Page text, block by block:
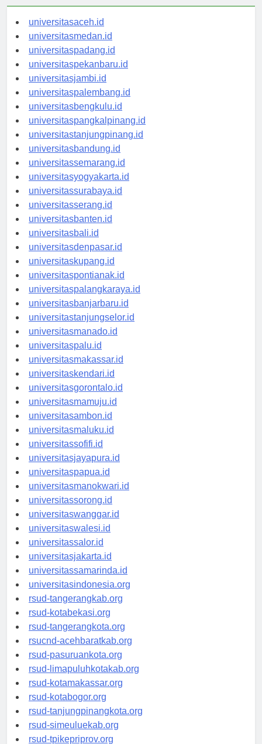
universitasaceh.id
universitasmedan.id
universitaspadang.id
universitaspekanbaru.id
universitasjambi.id
universitaspalembang.id
universitasbengkulu.id
universitaspangkalpinang.id
universitastanjungpinang.id
universitasbandung.id
universitassemarang.id
universitasyogyakarta.id
universitassurabaya.id
universitasserang.id
universitasbanten.id
universitasbali.id
universitasdenpasar.id
universitaskupang.id
universitaspontianak.id
universitaspalangkaraya.id
universitasbanjarbaru.id
universitastanjungselor.id
universitasmanado.id
universitaspalu.id
universitasmakassar.id
universitaskendari.id
universitasgorontalo.id
universitasmamuju.id
universitasambon.id
universitasmaluku.id
universitassofifi.id
universitasjayapura.id
universitaspapua.id
universitasmanokwari.id
universitassorong.id
universitaswanggar.id
universitaswalesi.id
universitassalor.id
universitasjakarta.id
universitassamarinda.id
universitasindonesia.org
rsud-tangerangkab.org
rsud-kotabekasi.org
rsud-tangerangkota.org
rsucnd-acehbaratkab.org
rsud-pasuruankota.org
rsud-limapuluhkotakab.org
rsud-kotamakassar.org
rsud-kotabogor.org
rsud-tanjungpinangkota.org
rsud-simeuluekab.org